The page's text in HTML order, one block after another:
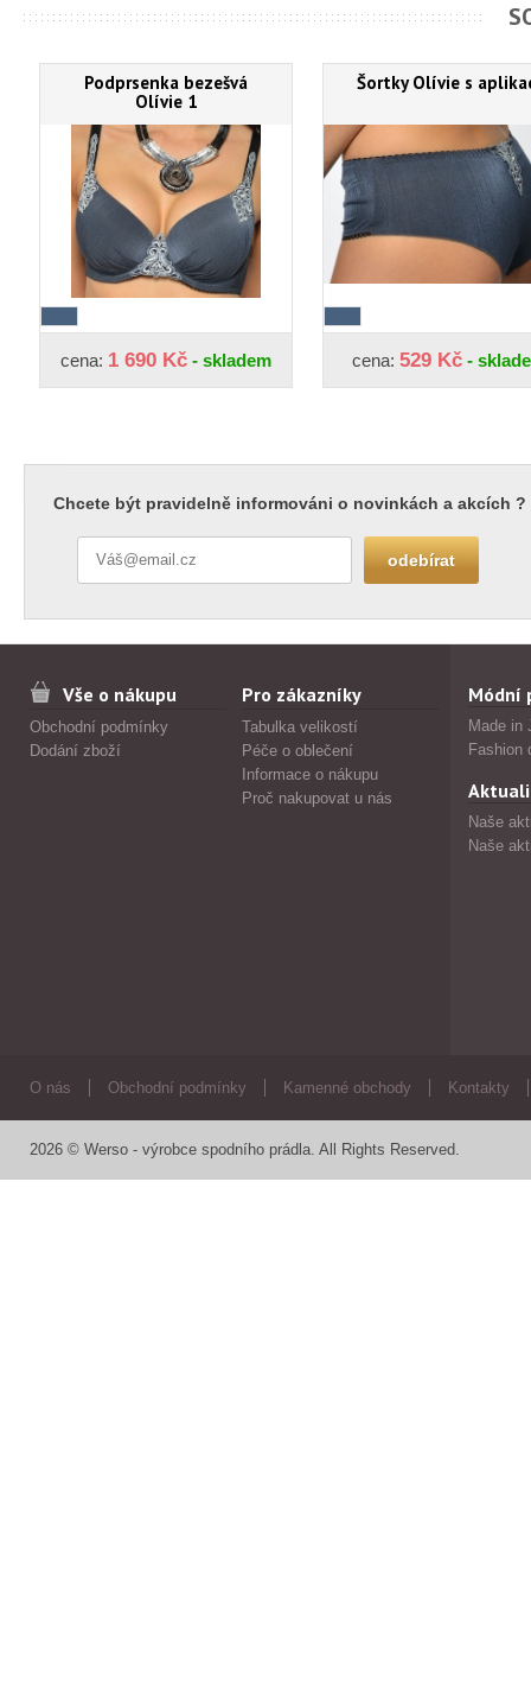
Podprsenka bezešvá
Olívie 1
cena: 1 690 Kč - skladem
Šortky Olívie s
cena: 529 Kč -
Chcete být pravidelně informováni o novinkách a akcích ?
Vše o nákupu
Obchodní podmínky
Dodání zboží
Pro zákazníky
Tabulka velikostí
Péče o oblečení
Informace o nákupu
Proč nakupovat u nás
Módní
Made in
Fashion
Naše
Naše
O nás Obchodní podmínky Kamenné obchody Kontakty
2026 © Werso - výrobce spodního prádla. All Rights Reserved.